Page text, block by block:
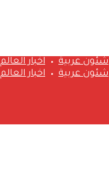
شئون عربية اخبار العالم
شئون عربية اخبار العالم